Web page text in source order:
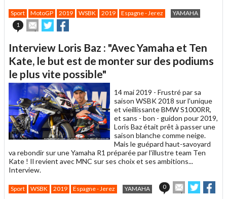
Sport MotoGP 2019 WSBK 2019 Espagne - Jerez
YAMAHA
1
Envoyer
cet
à
un
ami
Partager
sur sur
Interview Loris Baz : "Avec Yamaha et Ten
Kate, le but est de monter sur des podiums
le plus vite possible"
14 mai 2019 - Frustré par sa
saison WSBK 2018 sur l'unique
et vieillissante BMW S1000RR,
et sans - bon - guidon pour 2019,
Loris Baz était prêt à passer une
saison blanche comme neige.
Mais le guépard haut-savoyard
va rebondir sur une Yamaha R1 préparée par l'illustre team Ten
Kate ! Il revient avec MNC sur ses choix et ses ambitions...
Interview.
Sport WSBK 2019 Espagne - Jerez YAMAHA 0
Envoyer
cet sur sur